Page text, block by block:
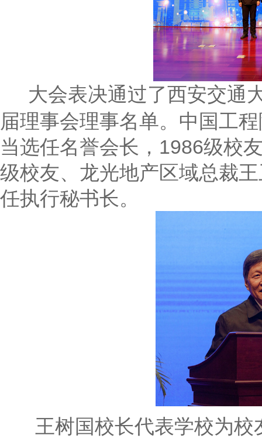
大会表决通过了西安交通
届理事会理事名单。中国工
当选任名誉会长，1986级校
级校友、龙光地产区域总裁
任执行秘书长。
王树国校长代表学校为校